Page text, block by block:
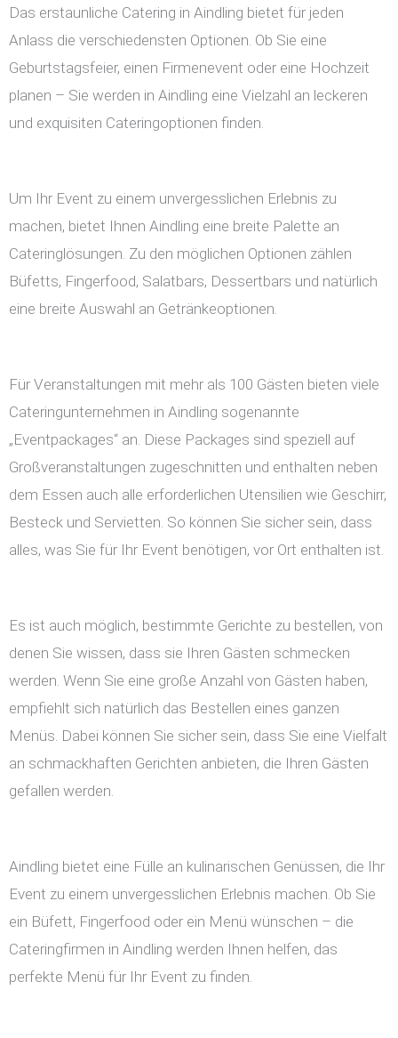
Das erstaunliche Catering in Aindling bietet für jeden
Anlass die verschiedensten Optionen. Ob Sie eine
Geburtstagsfeier, einen Firmenevent oder eine Hochzeit
planen – Sie werden in Aindling eine Vielzahl an leckeren
und exquisiten Cateringoptionen finden.
Um Ihr Event zu einem unvergesslichen Erlebnis zu
machen, bietet Ihnen Aindling eine breite Palette an
Cateringlösungen. Zu den möglichen Optionen zählen
Büfetts, Fingerfood, Salatbars, Dessertbars und natürlich
eine breite Auswahl an Getränkeoptionen.
Für Veranstaltungen mit mehr als 100 Gästen bieten viele
Cateringunternehmen in Aindling sogenannte
„Eventpackages“ an. Diese Packages sind speziell auf
Großveranstaltungen zugeschnitten und enthalten neben
dem Essen auch alle erforderlichen Utensilien wie Geschirr,
Besteck und Servietten. So können Sie sicher sein, dass
alles, was Sie für Ihr Event benötigen, vor Ort enthalten ist.
Es ist auch möglich, bestimmte Gerichte zu bestellen, von
denen Sie wissen, dass sie Ihren Gästen schmecken
werden. Wenn Sie eine große Anzahl von Gästen haben,
empfiehlt sich natürlich das Bestellen eines ganzen
Menüs. Dabei können Sie sicher sein, dass Sie eine Vielfalt
an schmackhaften Gerichten anbieten, die Ihren Gästen
gefallen werden.
Aindling bietet eine Fülle an kulinarischen Genüssen, die Ihr
Event zu einem unvergesslichen Erlebnis machen. Ob Sie
ein Büfett, Fingerfood oder ein Menü wünschen – die
Cateringfirmen in Aindling werden Ihnen helfen, das
perfekte Menü für Ihr Event zu finden.